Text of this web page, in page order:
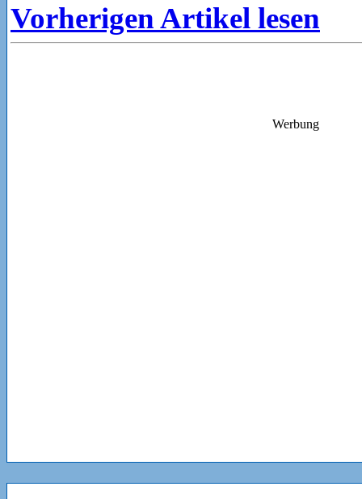
Vorherigen Artikel lesen
Werbung